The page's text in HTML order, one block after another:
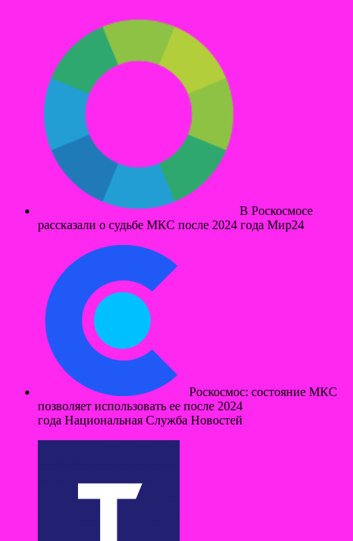
В Роскосмосе
рассказали о судьбе МКС после 2024 года Мир24
Роскосмос: состояние МКС
позволяет использовать ее после 2024
года Национальная Служба Новостей